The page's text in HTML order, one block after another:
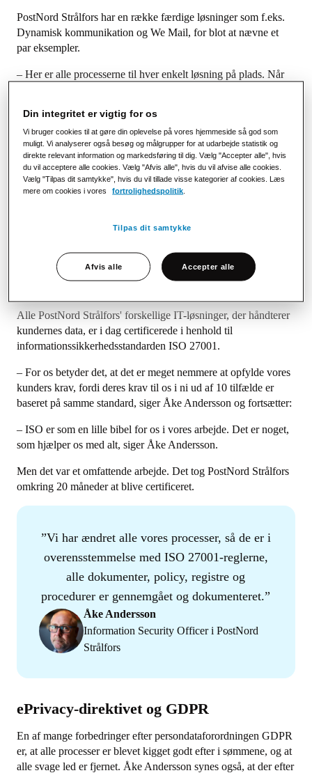
PostNord Strålfors har en række færdige løsninger som f.eks.
Dynamisk kommunikation og We Mail, for blot at nævne et
par eksempler.
– Her er alle processerne til hver enkelt løsning på plads. Når
Hvis der er tale om en mere kompleks kundeløsning, er
PostNord Strålfors og kunden nødt til at sætte sig ned og
definere opgaven sammen.
ISO-certificeringen har gjort alting lettere
længe været et centralt emne i PostNord Strålfors.
– Siden årsskiftet har vi arbejdet strategisk med at opbygge en
compliance-afdeling, der kan håndtere dette på et centralt
Alle PostNord Strålfors' forskellige IT-løsninger, der håndterer
kundernes data, er i dag certificerede i henhold til
informationssikkerhedsstandarden ISO 27001.
– For os betyder det, at det er meget nemmere at opfylde vores
kunders krav, fordi deres krav til os i ni ud af 10 tilfælde er
baseret på samme standard, siger Åke Andersson og fortsætter:
– ISO er som en lille bibel for os i vores arbejde. Det er noget,
som hjælper os med alt, siger Åke Andersson.
Men det var et omfattende arbejde. Det tog PostNord Strålfors
omkring 20 måneder at blive certificeret.
Vi har ændret alle vores processer, så de er i
overensstemmelse med ISO 27001-reglerne,
alle dokumenter, policy, registre og
procedurer er gennemgået og dokumenteret.
Åke Andersson
Information Security Officer i PostNord
Strålfors
ePrivacy-direktivet og GDPR
En af mange forbedringer efter persondataforordningen GDPR
er, at alle processer er blevet kigget godt efter i sømmene, og at
alle svage led er fjernet. Åke Andersson synes også, at der efter
Din integritet er vigtig for os
Vi bruger cookies til at gøre din oplevelse på vores hjemmeside så god som
muligt. Vi analyserer også besøg og målgrupper for at udarbejde statistik og
direkte relevant information og markedsføring til dig. Vælg "Accepter alle", hvis
du vil acceptere alle cookies. Vælg "Afvis alle", hvis du vil afvise alle cookies.
Vælg "Tilpas dit samtykke", hvis du vil tillade visse kategorier af cookies. Læs
mere om cookies i vores
fortrolighedspolitik
Tilpas dit samtykke
Afvis alle Accepter alle